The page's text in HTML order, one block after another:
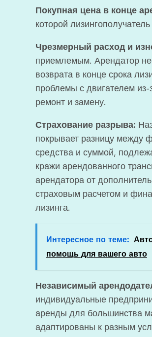
Покупная цена в конце
которой
Чрезмерный расход и
приемлемым. Арендатор
возврата в конце срока
проблемы с двигателем
ремонт и замену.
Страхование разрыва:
покрывает разницу между
средства и суммой,
кражи арендованного
арендатора от
страховым расчетом и
лизинга.
Интересное по теме:
помощь для вашего авто
Независимый
индивидуальные
аренды для большинства
адаптированы к разным